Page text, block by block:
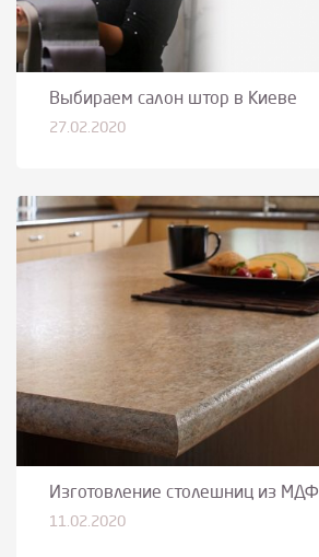
Выбираем салон штор в Киеве
27.02.2020
Изготовление столешниц из МДФ
11.02.2020